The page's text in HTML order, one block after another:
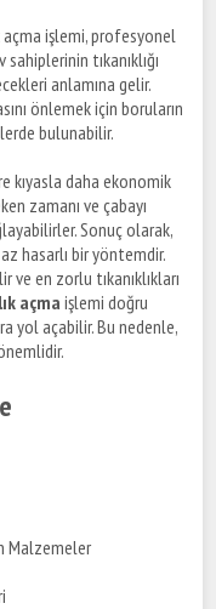
açma işlemi, profesyonel
tıkanıklığı
anlamına gelir.
önlemek için boruların
bulunabilir.
kıyasla daha ekonomik
zamanı ve çabayı
Sonuç olarak,
az hasarlı bir yöntemdir.
ve en zorlu tıkanıklıkları
açma işlemi doğru
yol açabilir. Bu nedenle,
Malzemeler